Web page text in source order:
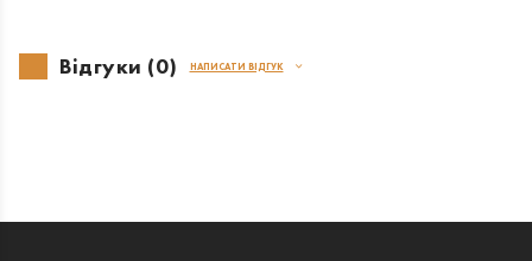
Відгуки (0) НАПИСАТИ ВІДГУК